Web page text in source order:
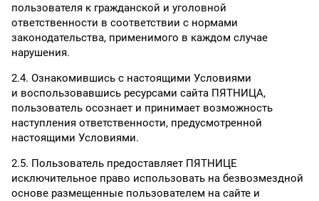
пользователя к гражданской и уголовной
ответственности в соответствии с нормами
законодательства, применимого в каждом случае
нарушения.
2.4. Ознакомившись с настоящими Условиями
и воспользовавшись ресурсами сайта ПЯТНИЦА,
пользователь осознает и принимает возможность
наступления ответственности, предусмотренной
настоящими Условиями.
2.5. Пользователь предоставляет ПЯТНИЦЕ
исключительное право использовать на безвозмездной
основе размещенные пользователем на сайте и